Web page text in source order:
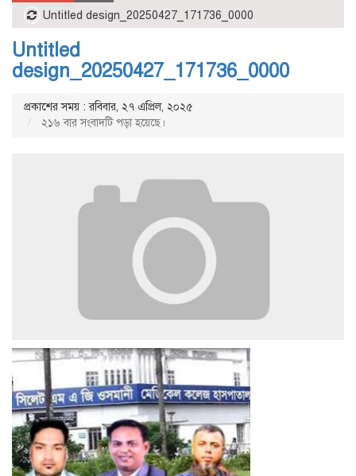
Untitled design_20250427_171736_0000
Untitled
design_20250427_171736_0000
প্রকাশের সময় : রবিবার, ২৭ এপ্রিল, ২০২৫
২১৬ বার সংবাদটি পড়া হয়েছে।